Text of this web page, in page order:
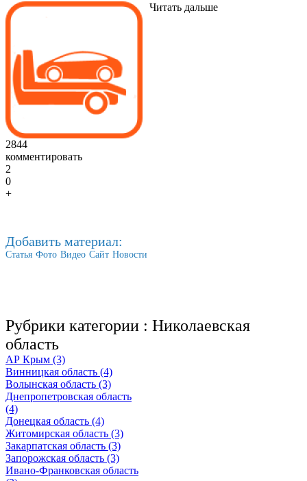
Читать дальше
2844
комментировать
2
0
+
Добавить материал:
Статья Фото Видео Сайт Новости
Рубрики категории : Николаевская
область
АР Крым (3)
Винницкая область (4)
Волынская область (3)
Днепропетровская область
(4)
Донецкая область (4)
Житомирская область (3)
Закарпатская область (3)
Запорожская область (3)
Ивано-Франковская область